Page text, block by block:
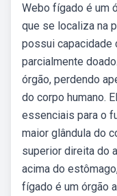
Webo fígado é um
que se localiza na
possui capacidade
parcialmente
órgão, perdendo
do corpo humano.
essenciais para o
maior glândula do
superior direita do
acima do
fígado é um órgão